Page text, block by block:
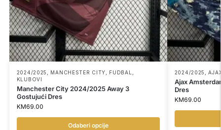
2024/2025 MANCHESTER CITY FUDBAL
KLUBOVI
Manchester City 2024/2025 Away 3
Gostujući Dres
KM69.00
Odaberi opcije
2024/2025 ,
Ajax
Dres
KM69.00